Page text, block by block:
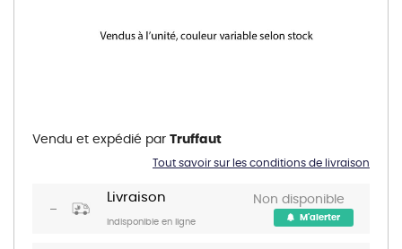
beginning
Livraison
Indisponible en ligne
Non disponible
M'alerter
Tout savoir sur les conditions de livraison
Vendu et expédié par Truffaut